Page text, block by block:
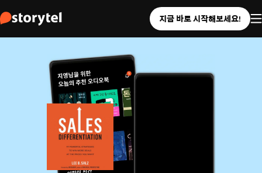
지금 바로 시작해보세요!